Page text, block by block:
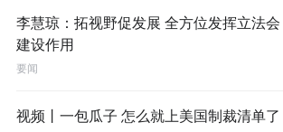
李慧琼：拓视野促发展 全方位发挥立法会
建设作用
要闻
视频丨一包瓜子 怎么就上美国制裁清单了